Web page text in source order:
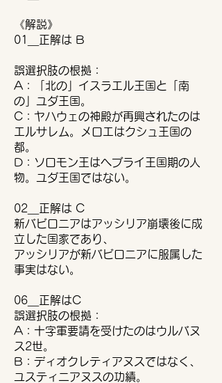
《解説》
01＿正解は B
誤選択肢の根拠：
A：「北の」イスラエル王国と「南
の」ユダ王国。
C：ヤハウェの神殿が再興されたのは
エルサレム。メロエはクシュ王国の
都。
D：ソロモン王はヘブライ王国期の人
物。ユダ王国ではない。
02＿正解は C
新バビロニアはアッシリア崩壊後に成
立した国家であり、
アッシリアが新バビロニアに服属した
事実はない。
06＿正解はC
誤選択肢の根拠：
A：十字軍要請を受けたのはウルバヌ
ス2世。
B：ディオクレティアヌスではなく、
ユスティニアヌスの功績。